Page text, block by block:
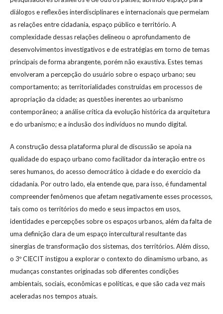
diálogos e reflexões interdisciplinares e internacionais que permeiam
as relações entre cidadania, espaço público e território. A
complexidade dessas relações delineou o aprofundamento de
desenvolvimentos investigativos e de estratégias em torno de temas
principais de forma abrangente, porém não exaustiva. Estes temas
envolveram a percepção do usuário sobre o espaço urbano; seu
comportamento; as territorialidades construídas em processos de
apropriação da cidade; as questões inerentes ao urbanismo
contemporâneo; a análise crítica da evolução histórica da arquitetura
e do urbanismo; e a inclusão dos indivíduos no mundo digital.
A construção dessa plataforma plural de discussão se apoia na
qualidade do espaço urbano como facilitador da interação entre os
seres humanos, do acesso democrático à cidade e do exercício da
cidadania. Por outro lado, ela entende que, para isso, é fundamental
compreender fenômenos que afetam negativamente esses processos,
tais como os territórios do medo e seus impactos em usos,
identidades e percepções sobre os espaços urbanos, além da falta de
uma definição clara de um espaço intercultural resultante das
sinergias de transformação dos sistemas, dos territórios. Além disso,
o 3º CIECIT instigou a explorar o contexto do dinamismo urbano, as
mudanças constantes originadas sob diferentes condições
ambientais, sociais, econômicas e políticas, e que são cada vez mais
aceleradas nos tempos atuais.